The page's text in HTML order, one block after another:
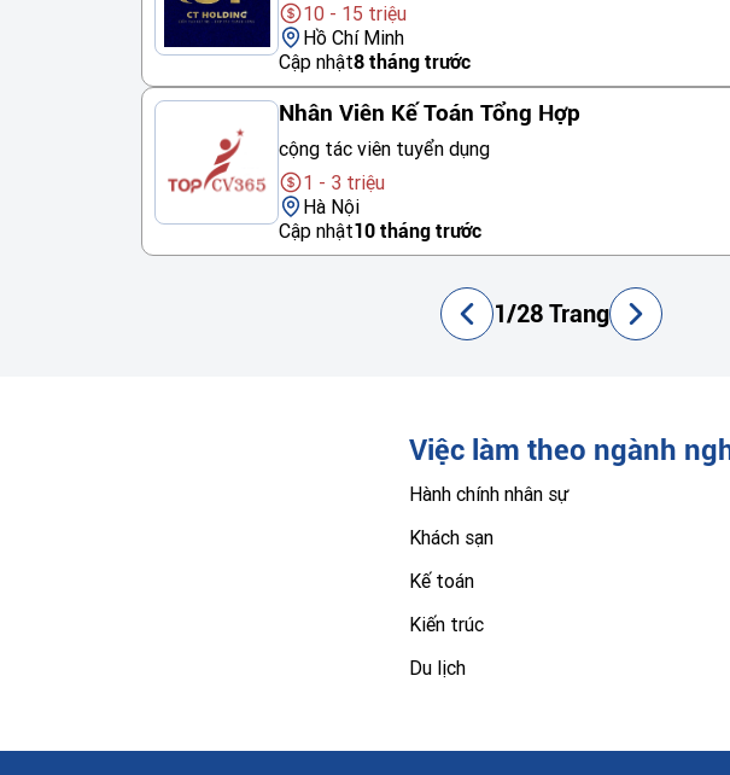
10 - 15 triệu
Hồ Chí Minh
Cập nhật8 tháng trước
Nhân Viên Kế Toán Tổng Hợp
cộng tác viên tuyển dụng
1 - 3 triệu
Hà Nội
Cập nhật10 tháng trước
1/28 Trang
Việc làm theo ngành
Hành chính nhân sự
Khách sạn
Kế toán
Kiến trúc
Du lịch